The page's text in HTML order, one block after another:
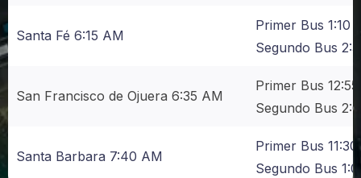
Santa Fé 6:15 AM
Primer Bus 1:10
Segundo Bus
San Francisco de Ojuera 6:35 AM
Primer Bus
Segundo Bus
Santa Barbara 7:40 AM
Primer Bus
Segundo Bus